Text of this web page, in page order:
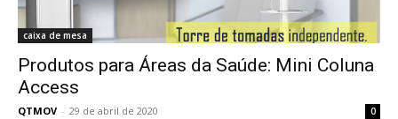
caixa de mesa
Produtos para Áreas da Saúde: Mini Coluna
Access
QTMOV - 29 de abril de 2020 0